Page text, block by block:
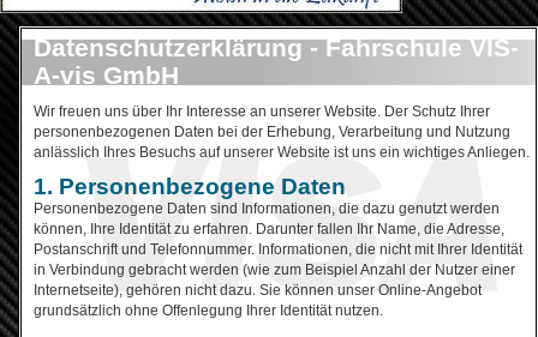
Datenschutzerklärung - Fahrschule VIS-
A-vis GmbH
Wir freuen uns über Ihr Interesse an unserer Website. Der Schutz Ihrer
personenbezogenen Daten bei der Erhebung, Verarbeitung und Nutzung
anlässlich Ihres Besuchs auf unserer Website ist uns ein wichtiges Anliegen.
1. Personenbezogene Daten
Personenbezogene Daten sind Informationen, die dazu genutzt werden
können, Ihre Identität zu erfahren. Darunter fallen Ihr Name, die Adresse,
Postanschrift und Telefonnummer. Informationen, die nicht mit Ihrer Identität
in Verbindung gebracht werden (wie zum Beispiel Anzahl der Nutzer einer
Internetseite), gehören nicht dazu. Sie können unser Online-Angebot
grundsätzlich ohne Offenlegung Ihrer Identität nutzen.